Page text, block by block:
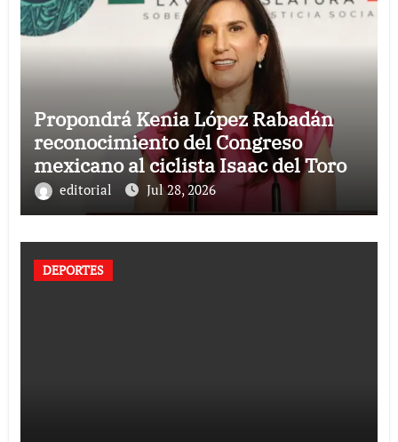
Propondrá Kenia López Rabadán
reconocimiento del Congreso
mexicano al ciclista Isaac del Toro
editorial Jul 28, 2026
DEPORTES